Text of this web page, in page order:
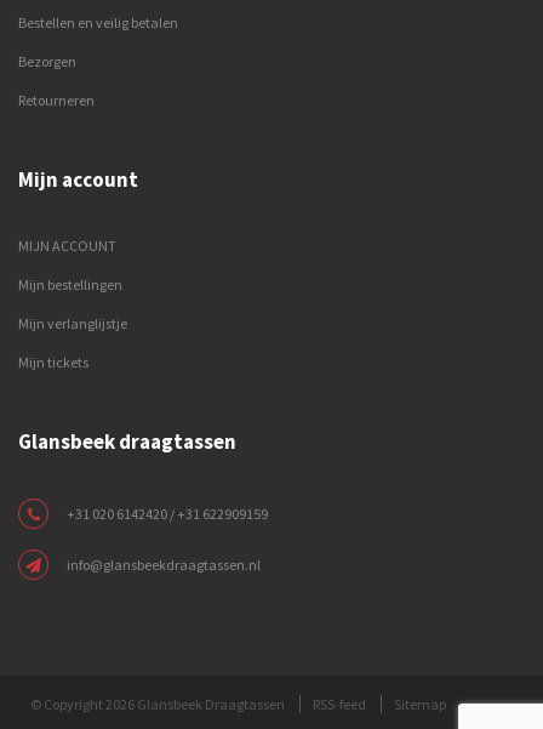
Bestellen en veilig betalen
Bezorgen
Retourneren
Mijn account
MIJN ACCOUNT
Mijn bestellingen
Mijn verlanglijstje
Mijn tickets
Glansbeek draagtassen
+31 020 6142420 / +31 622909159
info@glansbeekdraagtassen.nl
© Copyright 2026 Glansbeek Draagtassen RSS-feed Sitemap